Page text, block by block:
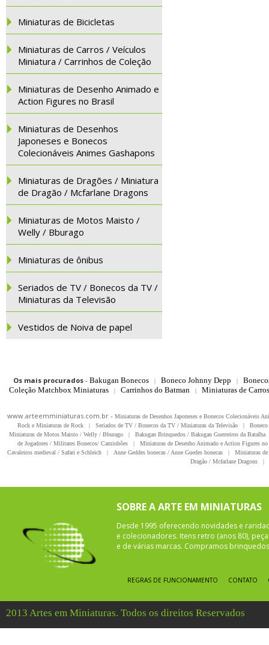
Miniaturas de Bicicletas
Miniaturas de Carros / Veículos
Miniatura / Carrinhos de Coleção
Miniaturas de Desenho Animado e
Action Figures no Brasil
Miniaturas de Desenhos
Japoneses e Bonecos
Colecionáveis Animes Gashapons
Miniaturas de Dragões / Miniatura
de Dragão / Mcfarlane Dragons
Miniaturas de Motos Maisto /
Welly / Bburago
Miniaturas de ônibus
Seriados de TV / Bonecos da TV /
Miniaturas da Televisão
Vestidos de Noiva de papel
Os mais procurados- Bakugan Bonecos | Boneco Johnny Depp |
Coleção Matchbox Miniaturas
| Carrinhos do Batman | Miniaturas de
www.arteemminiaturas.com.br - Miniaturas de Desenhos Japoneses e Bonecos Colecionáveis
Rock e Miniaturas de Rock
| Seriados de TV / Bonecos da TV / Miniaturas da Televisão |
Miniaturas de Motos Maisto / Welly / Bburago
| Bakugan Brinquedos / Bakugan Guerreiros da Batalha
de Jogadores / Militares Bonecos/ Caminhões
|
Miniaturas de Desenho Animado e Action Figures
Cavaleiros medieval / Safari e Schleich
| Anne Geddes bonecas / Anne Guedes bonecas |
Miniaturas
Dragão / Mcfarlane Dragons
|
SOBRE A ARTE EM MINIATURAS
Desde 1995 oferecendo novidades e
e colecionadores. Itens retro (anos 80),
e de várias marcas. Compramos
REGRAS DE FUNCIONAMENTO CONTATO
2013 Artes em Miniaturas. Todos os direitos Reservados